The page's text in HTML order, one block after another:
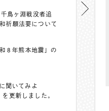
鳥ヶ淵戦没者追
祈願法要について
和８年熊本地震」の
聞いてみよ
更新しました。